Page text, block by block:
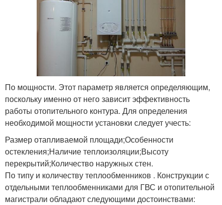
По мощности. Этот параметр является определяющим,
поскольку именно от него зависит эффективность
работы отопительного контура. Для определения
необходимой мощности установки следует учесть:
Размер отапливаемой площади;Особенности
остекления;Наличие теплоизоляции;Высоту
перекрытий;Количество наружных стен.
По типу и количеству теплообменников . Конструкции с
отдельными теплообменниками для ГВС и отопительной
магистрали обладают следующими достоинствами: